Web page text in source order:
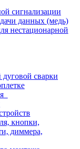
сигнализации
данных (медь)
нестационарной
дуговой сварки
кнопки,
диммера,